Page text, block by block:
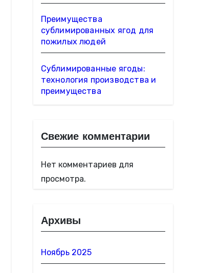
Преимущества
сублимированных ягод для
пожилых людей
Сублимированные ягоды:
технология производства и
преимущества
Свежие комментарии
Нет комментариев для
просмотра.
Архивы
Ноябрь 2025